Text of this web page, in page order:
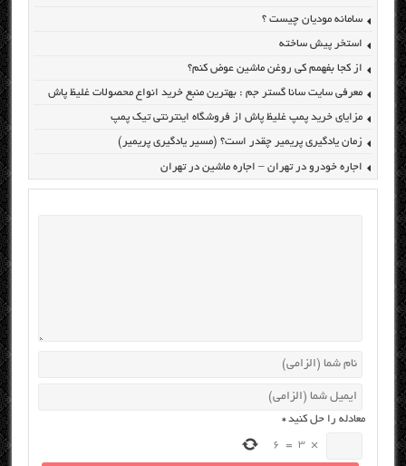
سامانه مودیان چیست ؟
استخر پیش ساخته
از کجا بفهمم کی روغن ماشین عوض کنم؟
معرفی سایت سانا گستر جم : بهترین منبع خرید انواع محصولات غلیظ پاش
مزایای خرید پمپ غلیظ پاش از فروشگاه اینترنتی تیک پمپ
زمان یادگیری پریمیر چقدر است؟ (مسیر یادگیری پریمیر)
اجاره خودرو در تهران – اجاره ماشین در تهران
معادله را حل کنید*
×
3
=
6